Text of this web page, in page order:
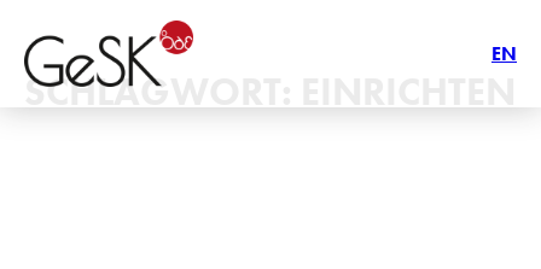
EN
SCHLAGWORT: